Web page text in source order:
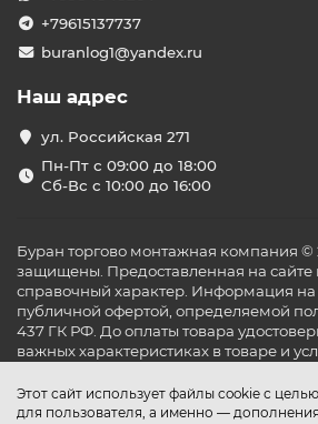
Основные категории
сплит-систем Бирюса
серии кондиционеров Бирюса:
Fortuna
помещений.
Dream— энергоэффективные
Safari— инверторные модели
диапазоном рабочих
помещений площадью до 70
Harmony— премиум-серия с
дизайном и
максимального комфорта.
Функциональные
и технологии
Этот сайт использует файлы cookie с
для пользователя, а именно —
+79615137737
buranlog1@yandex.ru
Наш адрес
ул. Российская 271
Пн-Пт с 09:00 до 18:00
Сб-Вс с 10:00 до 16:00
Буран торгово монтажная компания ©
защищены. Предоставленная на
справочный характер. Информация на
публичной офертой, определяемой
437 ГК РФ. До оплаты товара
важных характеристиках в товаре и